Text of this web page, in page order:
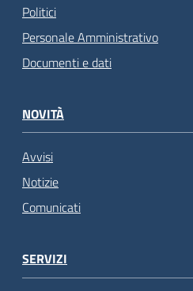
Politici
Personale Amministrativo
Documenti e dati
NOVITÀ
Avvisi
Notizie
Comunicati
SERVIZI